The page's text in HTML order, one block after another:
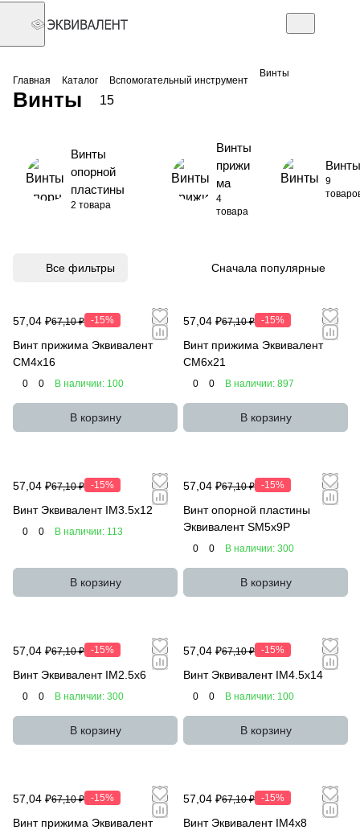
Главная Каталог Вспомогательный инструмент
Винты
Винты 15
Винты
опорной
пластины
2 товара
Винты
прижи
ма
4
товара
Винты
9
Все фильтры Сначала популярные
57,04 ₽67,10 ₽ -15%
Винт прижима Эквивалент
CM4x16
0 0 В наличии: 100
В корзину
57,04 ₽67,10 ₽ -15%
Винт прижима Эквивалент
CM6x21
0 0 В наличии: 897
В корзину
57,04 ₽67,10 ₽ -15%
Винт Эквивалент IM3.5x12
0 0 В наличии: 113
В корзину
57,04 ₽67,10 ₽ -15%
Винт опорной пластины
Эквивалент SM5x9P
0 0 В наличии: 300
В корзину
57,04 ₽67,10 ₽ -15%
Винт Эквивалент IM2.5x6
0 0 В наличии: 300
В корзину
57,04 ₽67,10 ₽ -15%
Винт Эквивалент IM4.5x14
0 0 В наличии: 100
В корзину
57,04 ₽67,10 ₽ -15%
Винт прижима Эквивалент
57,04 ₽67,10 ₽ -15%
Винт Эквивалент IM4x8